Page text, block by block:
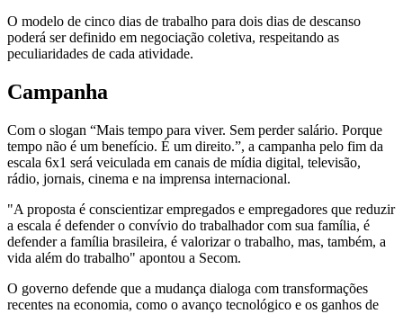
O modelo de cinco dias de trabalho para dois dias de descanso
poderá ser definido em negociação coletiva, respeitando as
peculiaridades de cada atividade.
Campanha
Com o slogan “Mais tempo para viver. Sem perder salário. Porque
tempo não é um benefício. É um direito.”, a campanha pelo fim da
escala 6x1 será veiculada em canais de mídia digital, televisão,
rádio, jornais, cinema e na imprensa internacional.
"A proposta é conscientizar empregados e empregadores que reduzir
a escala é defender o convívio do trabalhador com sua família, é
defender a família brasileira, é valorizar o trabalho, mas, também, a
vida além do trabalho" apontou a Secom.
O governo defende que a mudança dialoga com transformações
recentes na economia, como o avanço tecnológico e os ganhos de